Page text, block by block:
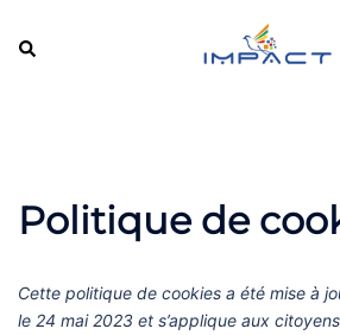
Rechercher
Politique de
Cette politique de cookies a été mise à
le 24 mai 2023 et s’applique aux